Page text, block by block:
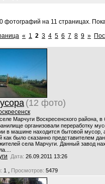
фотографий на 11 страницах.
« 1 2 3 4 5 6 7 8 9 »
(12 фото)
Марчуги Воскресенского района,
организовали переработку
в машине находится бытовой мусор,
как было сказанно представителем
села Марчуги. Данный завод
Дата: 26.09.2011 13:26
1 , Просмотров: 5479